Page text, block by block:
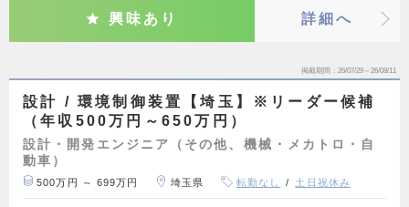
興味あり 詳細へ
掲載期間 26/07/29～26/08/11
設計 / 環境制御装置【埼玉】※リーダー候補
（年収500万円～650万円）
設計・開発エンジニア（その他、機械・メカトロ・自
動車）
500万円 ～ 699万円 埼玉県 転勤なし 土日祝休み